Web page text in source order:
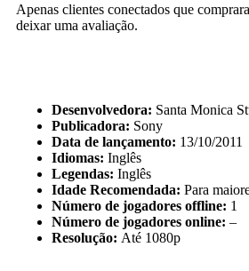
Apenas clientes conectados que
deixar uma avaliação.
Desenvolvedora: Santa Monica
Publicadora: Sony
Data de lançamento: 13/10/2011
Idiomas: Inglês
Legendas: Inglês
Idade Recomendada: Para
Número de jogadores offline: 1
Número de jogadores online: –
Resolução: Até 1080p